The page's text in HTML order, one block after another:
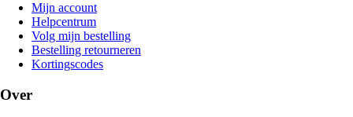
Mijn account
Helpcentrum
Volg mijn bestelling
Bestelling retourneren
Kortingscodes
Over